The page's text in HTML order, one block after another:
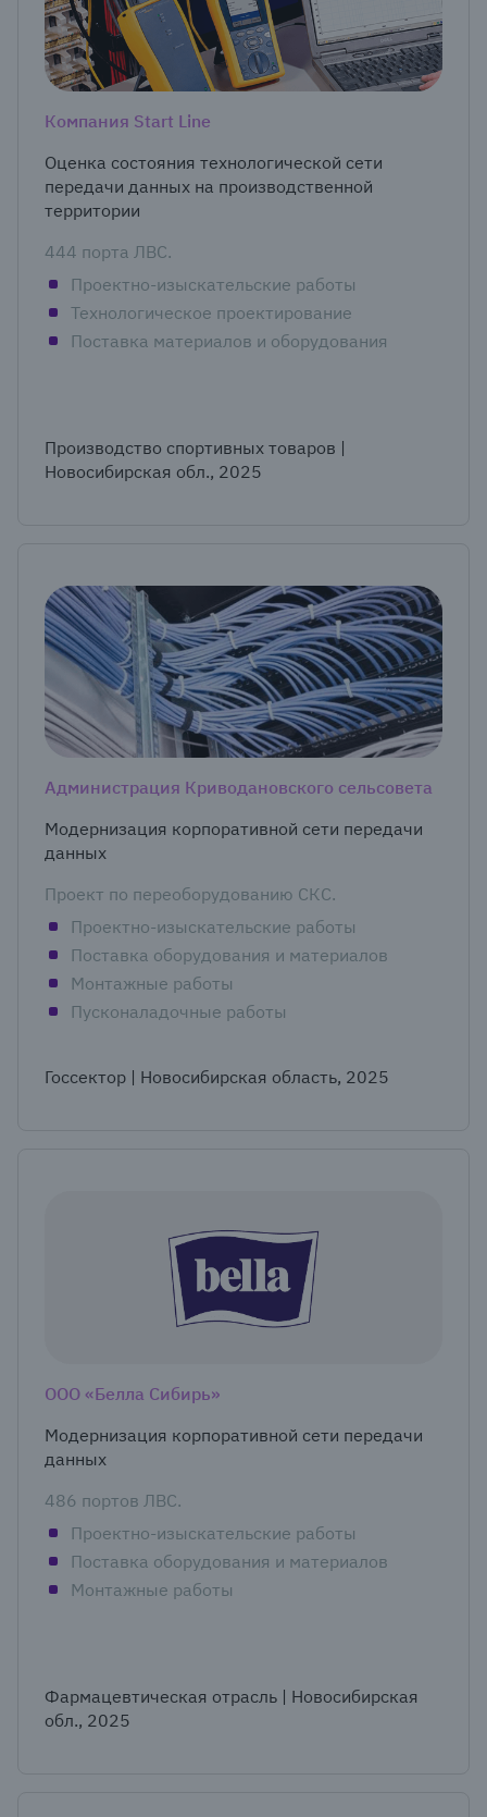
Компания Start Line
Оценка состояния технологической сети
передачи данных на производственной
территории
444 порта ЛВС.
Проектно-изыскательские работы
Технологическое проектирование
Поставка материалов и оборудования
Производство спортивных товаров |
Новосибирская обл., 2025
Администрация Криводановского сельсовета
Модернизация корпоративной сети передачи
данных
Проект по переоборудованию СКС.
Проектно-изыскательские работы
Поставка оборудования и материалов
Монтажные работы
Пусконаладочные работы
Госсектор | Новосибирская область, 2025
ООО «Белла Сибирь»
Модернизация корпоративной сети передачи
данных
486 портов ЛВС.
Проектно-изыскательские работы
Поставка оборудования и материалов
Монтажные работы
Фармацевтическая отрасль | Новосибирская
обл., 2025